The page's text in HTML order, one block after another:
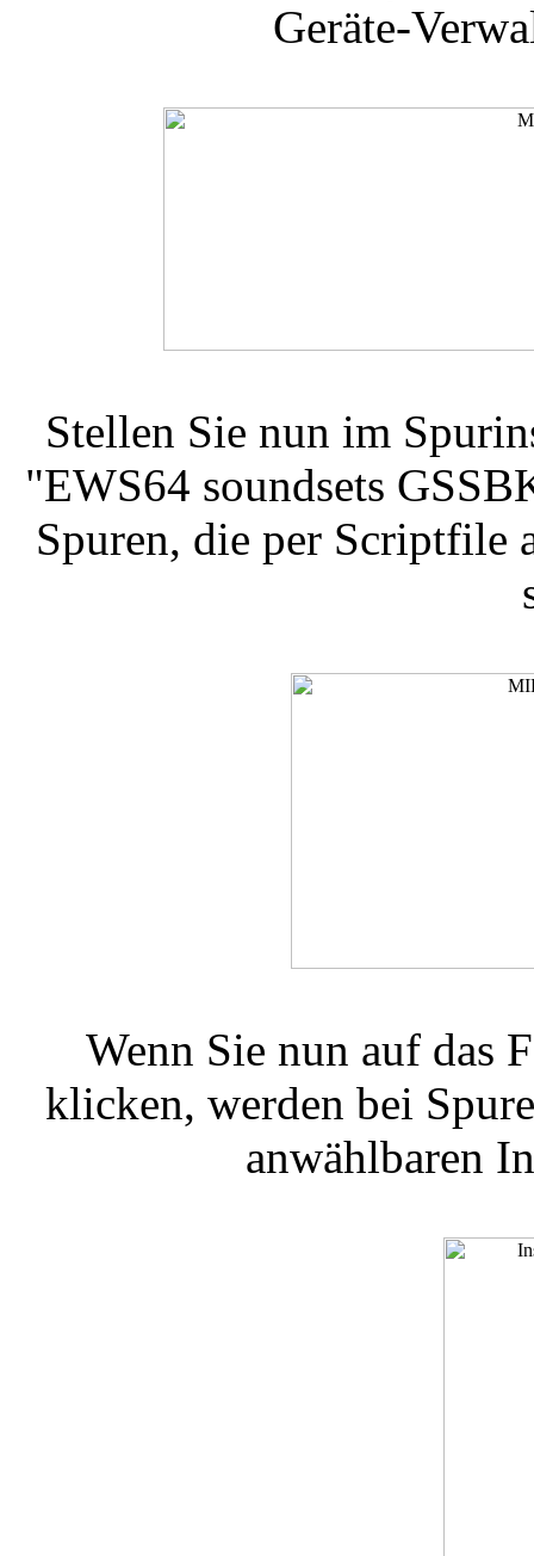
Geräte-
Stellen Sie nun im
"EWS64 soundsets
Spuren, die per Scriptfile
Wenn Sie nun auf das
klicken, werden bei
anwählbaren